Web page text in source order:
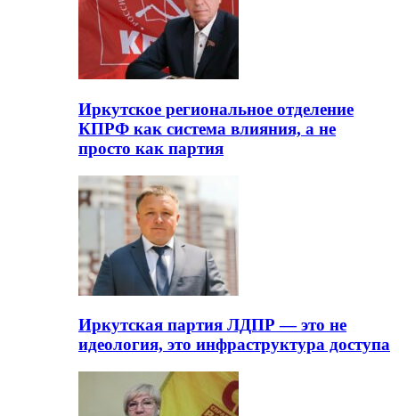
Иркутское региональное отделение
КПРФ как система влияния, а не
просто как партия
Иркутская партия ЛДПР — это не
идеология, это инфраструктура доступа